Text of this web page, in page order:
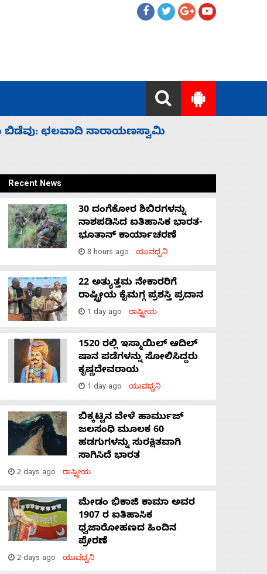
ಸಚಿವ ಸಂಪುಟ ವಿಸ್ತರಣೆ ಮಾಡಿದ್ದು ಹಣಬಲ ಮತ್ತು
Recent News
30 ದಂಗೆಕೋರ ಶಿಬಿರಗಳನ್ನು
ನಾಶಪಡಿಸಿದ ಐತಿಹಾಸಿಕ ಭಾರತ-
ಭೂತಾನ್ ಕಾರ್ಯಾಚರಣೆ
8 hours ago ಯುವಧ್ವನಿ
22 ಅತ್ಯುತ್ತಮ ನೇಕಾರರಿಗೆ
ರಾಷ್ಟ್ರೀಯ ಕೈಮಗ್ಗ ಪ್ರಶಸ್ತಿ ಪ್ರದಾನ
1 day ago ರಾಷ್ಟ್ರೀಯ
1520 ರಲ್ಲಿ ಇಸ್ಮಾಯಿಲ್ ಆದಿಲ್
ಷಾನ ಪಡೆಗಳನ್ನು ಸೋಲಿಸಿದ್ದರು
ಕೃಷ್ಣದೇವರಾಯ
1 day ago ಯುವಧ್ವನಿ
ಬಿಕ್ಕಟ್ಟಿನ ವೇಳೆ ಹಾರ್ಮುಜ್
ಜಲಸಂಧಿ ಮೂಲಕ 60
ಹಡಗುಗಳನ್ನು ಸುರಕ್ಷಿತವಾಗಿ
ಸಾಗಿಸಿದೆ ಭಾರತ
2 days ago ರಾಷ್ಟ್ರೀಯ
ಮೇಡಂ ಭಿಕಾಜಿ ಕಾಮಾ ಅವರ
1907 ರ ಐತಿಹಾಸಿಕ
ಧ್ವಜಾರೋಹಣದ ಹಿಂದಿನ
ಪ್ರೇರಣೆ
2 days ago ಯುವಧ್ವನಿ